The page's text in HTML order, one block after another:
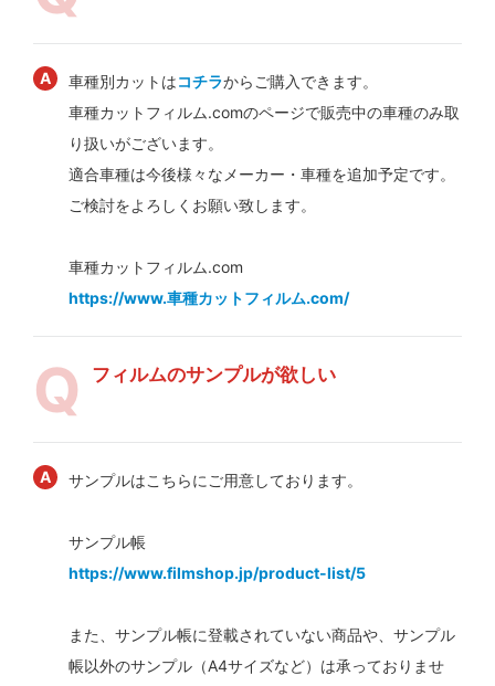
車種別カットはコチラからご購入できます。
車種カットフィルム.comのページで販売中の車種のみ取
り扱いがございます。
適合車種は今後様々なメーカー・車種を追加予定です。
ご検討をよろしくお願い致します。
車種カットフィルム.com
https://www.車種カットフィルム.com/
フィルムのサンプルが欲しい
サンプルはこちらにご用意しております。
サンプル帳
https://www.filmshop.jp/product-list/5
また、サンプル帳に登載されていない商品や、サンプル
帳以外のサンプル（A4サイズなど）は承っておりませ